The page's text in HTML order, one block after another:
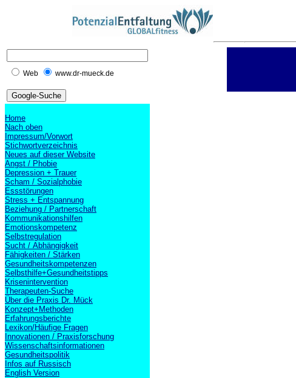
Web www.dr-mueck.de
Home
Nach oben
Impressum/Vorwort
Stichwortverzeichnis
Neues auf dieser Website
Angst / Phobie
Depression + Trauer
Scham / Sozialphobie
Essstörungen
Stress + Entspannung
Beziehung / Partnerschaft
Kommunikationshilfen
Emotionskompetenz
Selbstregulation
Sucht / Abhängigkeit
Fähigkeiten / Stärken
Gesundheitskompetenzen
Selbsthilfe+Gesundheitstipps
Krisenintervention
Therapeuten-Suche
Über die Praxis Dr. Mück
Konzept+Methoden
Erfahrungsberichte
Lexikon/Häufige Fragen
Innovationen / Praxisforschung
Wissenschaftsinformationen
Gesundheitspolitik
Infos auf Russisch
English Version